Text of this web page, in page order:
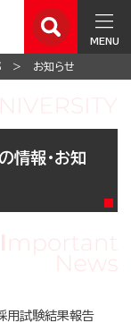
MENU
お知らせ
情報・お知
用試験結果報告